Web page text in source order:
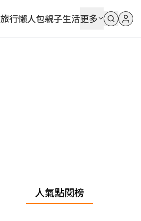
旅行懶人包親子生活更多
人氣點閱榜